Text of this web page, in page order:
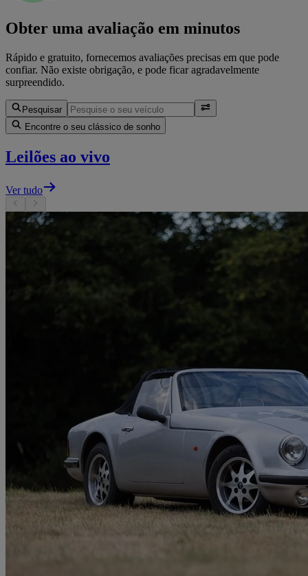
Obter uma avaliação em minutos
Rápido e gratuito, fornecemos avaliações precisas em que pode
confiar. Não existe obrigação, e pode ficar agradavelmente
surpreendido.
Pesquisar
Encontre o seu clássico de sonho
Leilões ao vivo
Ver tudo